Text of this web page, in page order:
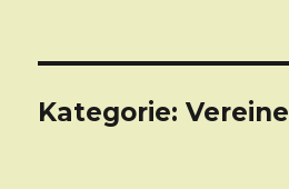
Kategorie: Vereine